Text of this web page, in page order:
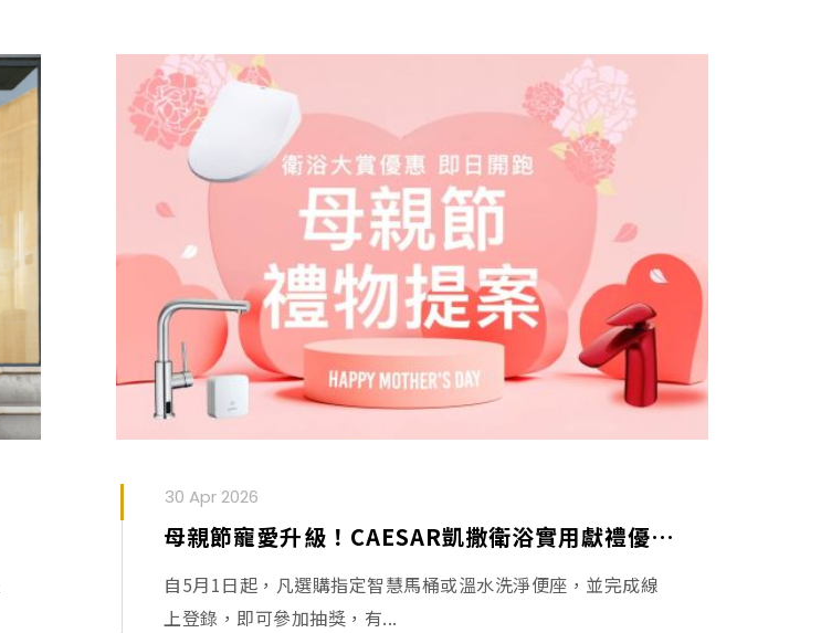
30 Apr 2026
母親節寵愛升級！CAESAR凱撒衛浴實用獻禮優惠開跑
自5月1日起，凡選購指定智慧馬桶或溫水洗淨便座，並完成線
上登錄，即可參加抽獎，有...